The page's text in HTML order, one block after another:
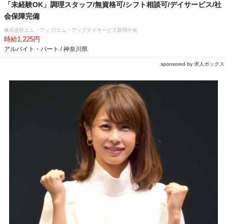
「未経験OK」調理スタッフ/無資格可/シフト相談可/デイサービス/社
会保障完備
株式会社エム・アップ/エム・アップデイサービス新羽中央
時給1,225円
アルバイト・パート / 神奈川県
sponsored by 求人ボックス